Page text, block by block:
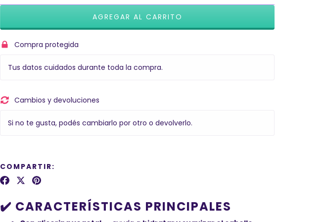
Compra protegida
Tus datos cuidados durante toda la compra.
Cambios y devoluciones
Si no te gusta, podés cambiarlo por otro o devolverlo.
COMPARTIR:
✔️ CARACTERÍSTICAS PRINCIPALES